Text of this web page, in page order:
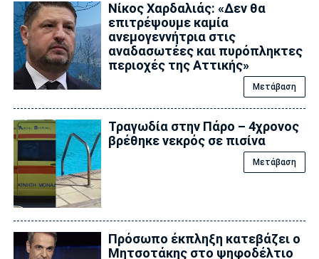
Νίκος Χαρδαλιάς: «Δεν θα
επιτρέψουμε καμία
ανεμογεννήτρια στις
αναδασωτέες και πυρόπληκτες
περιοχές της Αττικής»
Μετάβαση
Τραγωδία στην Πάρο – 4χρονος
βρέθηκε νεκρός σε πισίνα
Μετάβαση
Πρόσωπο έκπληξη κατεβάζει ο
Μητσοτάκης στο ψηφοδέλτιο